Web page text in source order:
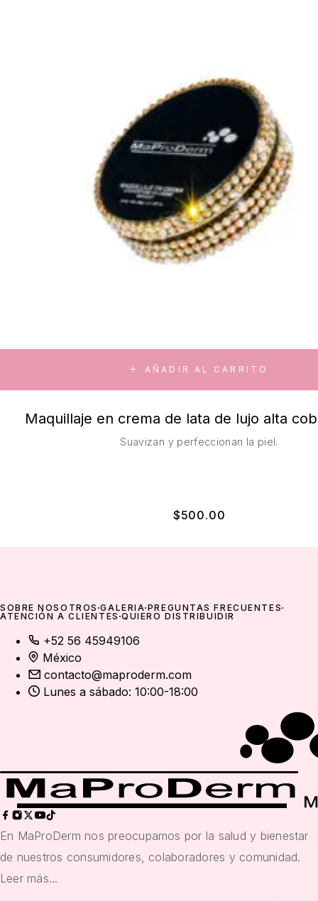
AÑADIR AL CARRITO
Maquillaje en crema de lata de lujo alta
Suavizan y perfeccionan la piel.
$500.00
SOBRE NOSOTROS GALERÍA PREGUNTAS FRECUENTES
ATENCIÓN A CLIENTES QUIERO DISTRIBUIDIR
+52 56 45949106
México
contacto@maproderm.com
Lunes a sábado: 10:00-18:00
En MaProDerm nos preocupamos por la salud y bienestar
de nuestros consumidores, colaboradores y comunidad.
Leer más...